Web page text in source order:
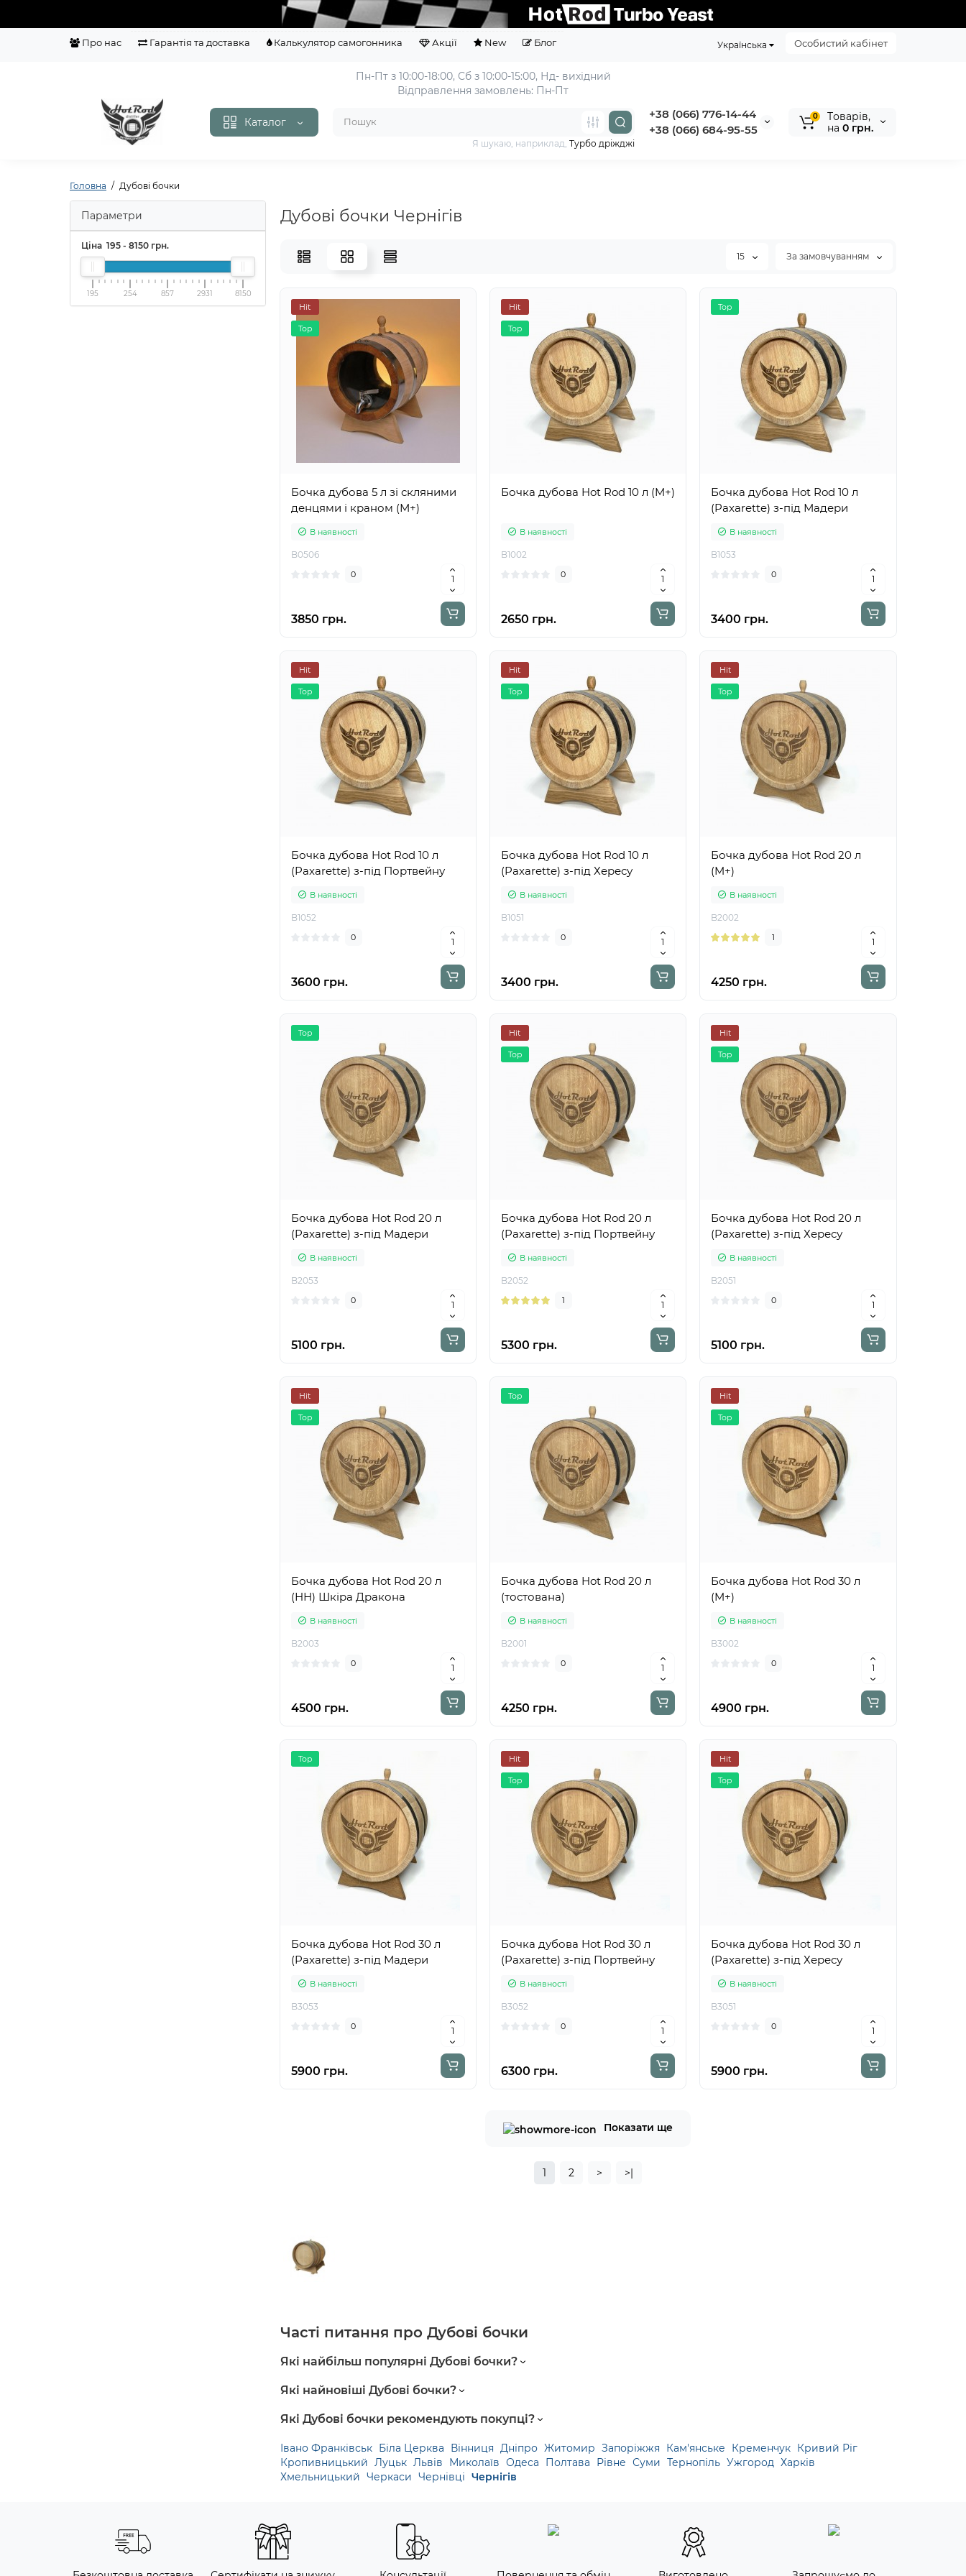
Про нас Гарантія та доставка Калькулятор самогонника Акції New Блог Особистий кабінет
Українська
Каталог
Пн-Пт з 10:00-18:00,
Відправлення замовлень: Пн-Пт
+38 (066) 776-14-44
‭+38 (066) 684-95-55‬
Я шукаю, наприклад, Турбо дріжджі
0
Tоварів,
на 0 грн.
Головна Дубові бочки
Параметри
Ціна 195 - 8150 грн.
195 254 857 2931 8150
Дубові бочки Чернігів
15 За замовчуванням
Hit
Top
Бочка дубова 5 л зі скляними
денцями і краном (М+)
В наявності
B0506
0
3850 грн.
Hit
Top
Бочка дубова Hot Rod 10 л (M+)
В наявності
B1002
0
2650 грн.
Top
Бочка дубова Hot Rod 10 л
(Paxarette) з-під Мадери
В наявності
B1053
0
3400 грн.
Hit
Top
Бочка дубова Hot Rod 10 л
(Paxarette) з-під Портвейну
В наявності
B1052
0
3600 грн.
Hit
Top
Бочка дубова Hot Rod 10 л
(Paxarette) з-під Хересу
В наявності
B1051
0
3400 грн.
Hit
Top
Бочка дубова Hot Rod 20 л
(M+)
В наявності
B2002
1
4250 грн.
Top
Бочка дубова Hot Rod 20 л
(Paxarette) з-під Мадери
В наявності
B2053
0
5100 грн.
Hit
Top
Бочка дубова Hot Rod 20 л
(Paxarette) з-під Портвейну
В наявності
B2052
1
5300 грн.
Hit
Top
Бочка дубова Hot Rod 20 л
(Paxarette) з-під Хересу
В наявності
B2051
0
5100 грн.
Hit
Top
Бочка дубова Hot Rod 20 л
(НН) Шкіра Дракона
В наявності
B2003
0
4500 грн.
Top
Бочка дубова Hot Rod 20 л
(тостована)
В наявності
B2001
0
4250 грн.
Hit
Top
Бочка дубова Hot Rod 30 л
(M+)
В наявності
B3002
0
4900 грн.
Top
Бочка дубова Hot Rod 30 л
(Paxarette) з-під Мадери
В наявності
B3053
0
5900 грн.
Hit
Top
Бочка дубова Hot Rod 30 л
(Paxarette) з-під Портвейну
В наявності
B3052
0
6300 грн.
Hit
Top
Бочка дубова Hot Rod 30 л
(Paxarette) з-під Хересу
В наявності
B3051
0
5900 грн.
Показати ще
1 2 > >|
Чacті питaння пpo Дубові бочки
Які найбільш популярні Дубові бочки?
Які найновіші Дубові бочки?
Які Дубові бочки рекомендують покупці?
Івано Франківськ Біла Церква Вінниця Дніпро Житомир Запоріжжя Кам'янське Кременчук Кривий Ріг
Кропивницький Луцьк Львів Миколаїв Одеса Полтава Рівне Суми Тернопіль Ужгород Харків
Хмельницький Черкаси Чернівці Чернігів